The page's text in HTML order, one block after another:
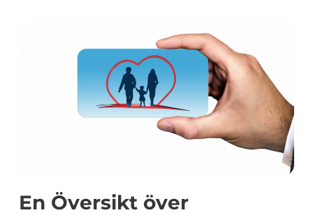
En Översikt över